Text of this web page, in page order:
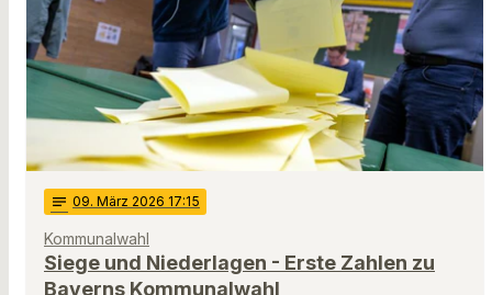
notes 09. März 2026 17:15
Kommunalwahl
Siege und Niederlagen - Erste Zahlen zu
Bayerns Kommunalwahl